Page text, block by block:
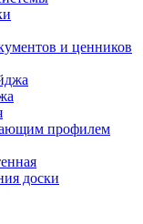
и ценников
профилем
доски